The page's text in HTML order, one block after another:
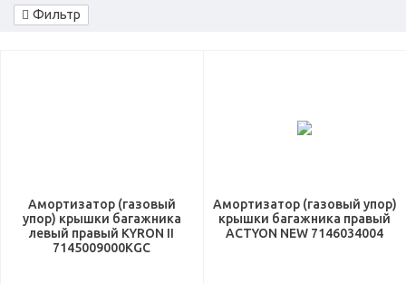
Фильтр
Амортизатор (газовый
упор) крышки багажника
левый правый KYRON II
7145009000KGC
Амортизатор (газовый упор)
крышки багажника правый
ACTYON NEW 7146034004